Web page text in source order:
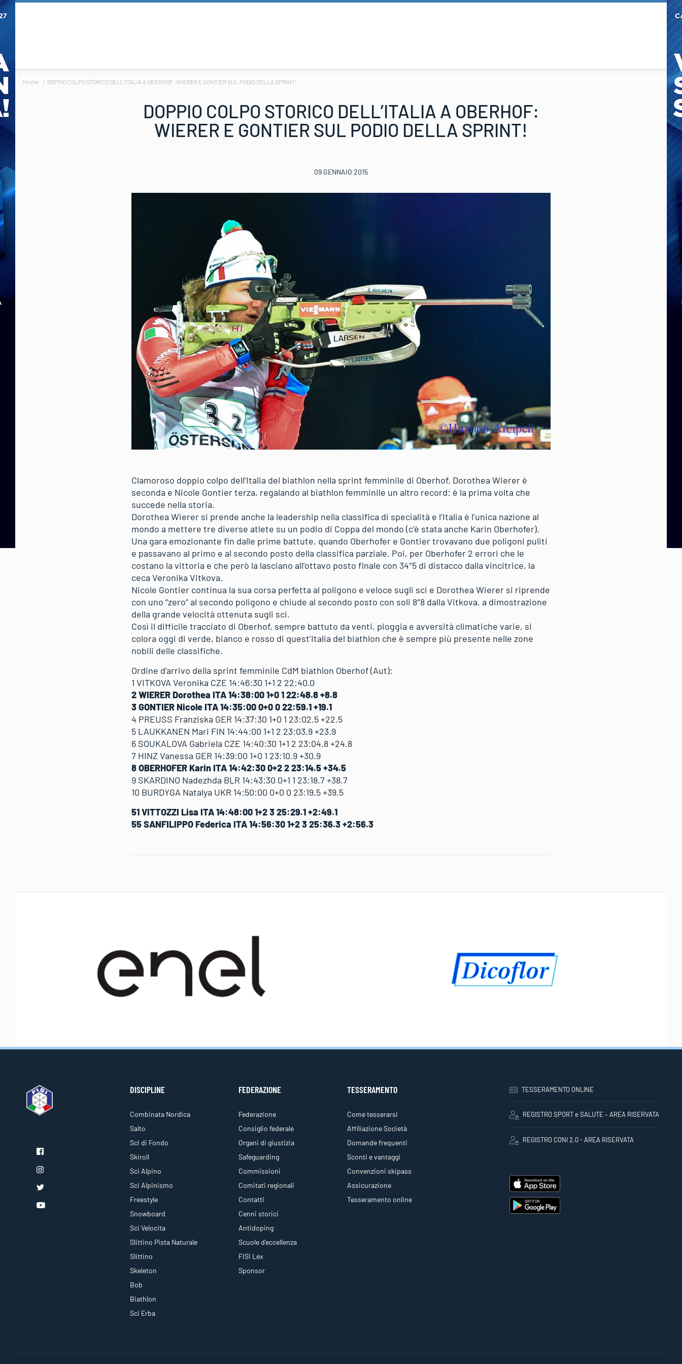
Home DOPPIO COLPO STORICO DELL’ITALIA A OBERHOF: WIERER E GONTIER SUL PODIO DELLA SPRINT!
DOPPIO COLPO STORICO DELL’ITALIA A OBERHOF:
WIERER E GONTIER SUL PODIO DELLA SPRINT!
09 GENNAIO 2015
Clamoroso doppio colpo dell’Italia del biathlon nella sprint femminile di Oberhof. Dorothea Wierer è
seconda e Nicole Gontier terza, regalando al biathlon femminile un altro record: è la prima volta che
succede nella storia.
Dorothea Wierer si prende anche la leadership nella classifica di specialità e l’Italia è l’unica nazione al
mondo a mettere tre diverse atlete su un podio di Coppa del mondo (c’è stata anche Karin Oberhofer).
Una gara emozionante fin dalle prime battute, quando Oberhofer e Gontier trovavano due poligoni puliti
e passavano al primo e al secondo posto della classifica parziale. Poi, per Oberhofer 2 errori che le
costano la vittoria e che però la lasciano all’ottavo posto finale con 34″5 di distacco dalla vincitrice, la
ceca Veronika Vitkova.
Nicole Gontier continua la sua corsa perfetta al poligono e veloce sugli sci e Dorothea Wierer si riprende
con uno “zero” al secondo poligono e chiude al secondo posto con soli 8″8 dalla Vitkova, a dimostrazione
della grande velocità ottenuta sugli sci.
Così il difficile tracciato di Oberhof, sempre battuto da venti, pioggia e avversità climatiche varie, si
colora oggi di verde, bianco e rosso di quest’Italia del biathlon che è sempre più presente nelle zone
nobili delle classifiche.
Ordine d’arrivo della sprint femminile CdM biathlon Oberhof (Aut):
1 VITKOVA Veronika CZE 14:46:30 1+1 2 22:40.0
2 WIERER Dorothea ITA 14:38:00 1+0 1 22:48.8 +8.8
3 GONTIER Nicole ITA 14:35:00 0+0 0 22:59.1 +19.1
4 PREUSS Franziska GER 14:37:30 1+0 1 23:02.5 +22.5
5 LAUKKANEN Mari FIN 14:44:00 1+1 2 23:03.9 +23.9
6 SOUKALOVA Gabriela CZE 14:40:30 1+1 2 23:04.8 +24.8
7 HINZ Vanessa GER 14:39:00 1+0 1 23:10.9 +30.9
8 OBERHOFER Karin ITA 14:42:30 0+2 2 23:14.5 +34.5
9 SKARDINO Nadezhda BLR 14:43:30 0+1 1 23:18.7 +38.7
10 BURDYGA Natalya UKR 14:50:00 0+0 0 23:19.5 +39.5
51 VITTOZZI Lisa ITA 14:48:00 1+2 3 25:29.1 +2:49.1
55 SANFILIPPO Federica ITA 14:56:30 1+2 3 25:36.3 +2:56.3
DISCIPLINE
Combinata Nordica
Salto
Sci di Fondo
Skiroll
Sci Alpino
Sci Alpinismo
Freestyle
Snowboard
Sci Velocita
Slittino Pista Naturale
Slittino
Skeleton
Bob
Biathlon
Sci Erba
FEDERAZIONE
Federazione
Consiglio federale
Organi di giustizia
Safeguarding
Commissioni
Comitati regionali
Contatti
Cenni storici
Antidoping
Scuole d'eccellenza
FISI Lex
Sponsor
TESSERAMENTO
Come tesserarsi
Affiliazione Società
Domande frequenti
Sconti e vantaggi
Convenzioni skipass
Assicurazione
Tesseramento online
TESSERAMENTO ONLINE
REGISTRO SPORT e SALUTE – AREA RISERVATA
REGISTRO CONI 2.0 - AREA RISERVATA